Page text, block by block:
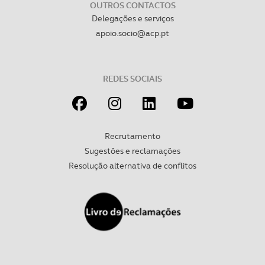
Realçamos que o bloqueio de certo tipo de Cookies e
tecnologias similares pode ter impacto na sua
Consulte a política de cookies do site.
OUTROS CONTACTOS
Delegações e serviços
apoio.socio@acp.pt
REDES SOCIAIS
Recrutamento
Sugestões e reclamações
Resolução alternativa de conflitos